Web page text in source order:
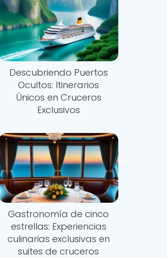
Descubriendo Puertos
Ocultos: Itinerarios
Únicos en Cruceros
Exclusivos
Gastronomía de cinco
estrellas: Experiencias
culinarias exclusivas en
suites de cruceros